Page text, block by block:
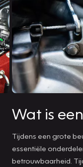
Wat is
Tijdens een grote
essentiële
betrouwbaarheid.